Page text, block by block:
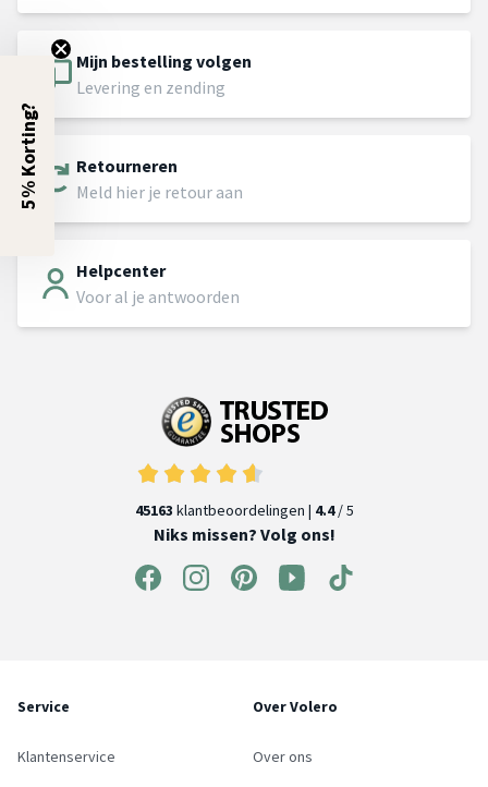
Mijn bestelling volgen
Levering en zending
Retourneren
Meld hier je retour aan
Helpcenter
Voor al je antwoorden
45163 klantbeoordelingen | 4.4/ 5
Niks missen? Volg ons!
Service
Klantenservice
Over Volero
Over ons
5% Korting?